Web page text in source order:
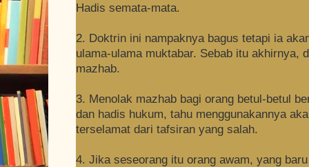
Hadis semata-mata.
2. Doktrin ini nampaknya bagus tetapi ia
ulama-ulama muktabar. Sebab itu akhirnya,
mazhab.
3. Menolak mazhab bagi orang betul-betul
dan hadis hukum, tahu menggunakannya
terselamat dari tafsiran yang salah.
4. Jika seseorang itu orang awam, yang